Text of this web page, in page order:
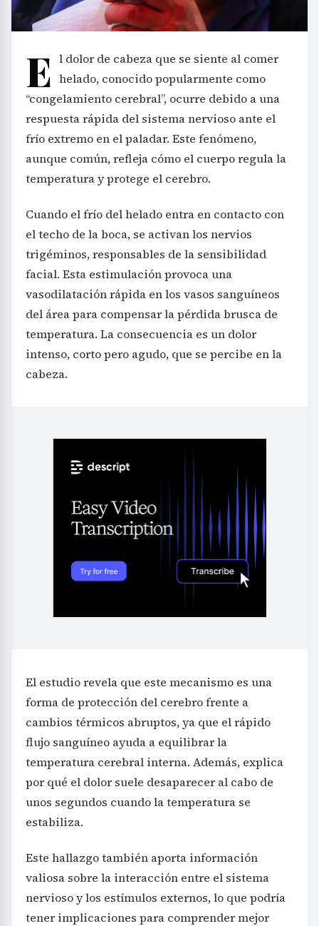
E l dolor de cabeza que se siente al comer
helado, conocido popularmente como
“congelamiento cerebral”, ocurre debido a una
respuesta rápida del sistema nervioso ante el
frío extremo en el paladar. Este fenómeno,
aunque común, refleja cómo el cuerpo regula la
temperatura y protege el cerebro.
Cuando el frío del helado entra en contacto con
el techo de la boca, se activan los nervios
trigéminos, responsables de la sensibilidad
facial. Esta estimulación provoca una
vasodilatación rápida en los vasos sanguíneos
del área para compensar la pérdida brusca de
temperatura. La consecuencia es un dolor
intenso, corto pero agudo, que se percibe en la
cabeza.
El estudio revela que este mecanismo es una
forma de protección del cerebro frente a
cambios térmicos abruptos, ya que el rápido
flujo sanguíneo ayuda a equilibrar la
temperatura cerebral interna. Además, explica
por qué el dolor suele desaparecer al cabo de
unos segundos cuando la temperatura se
estabiliza.
Este hallazgo también aporta información
valiosa sobre la interacción entre el sistema
nervioso y los estímulos externos, lo que podría
tener implicaciones para comprender mejor